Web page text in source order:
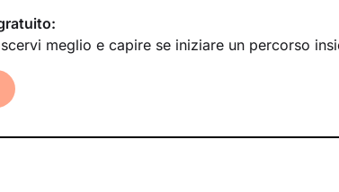
meglio e capire se iniziare un percorso